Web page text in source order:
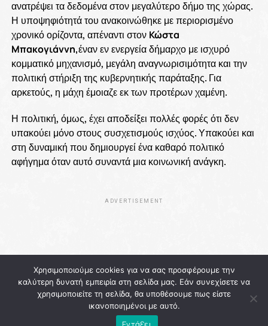
ανατρέψει τα δεδομένα στον μεγαλύτερο δήμο της χώρας.
Η υποψηφιότητά του ανακοινώθηκε με περιορισμένο
χρονικό ορίζοντα, απέναντι στον Κώστα
Μπακογιάννη,έναν εν ενεργεία δήμαρχο με ισχυρό
κομματικό μηχανισμό, μεγάλη αναγνωρισιμότητα και την
πολιτική στήριξη της κυβερνητικής παράταξης. Για
αρκετούς, η μάχη έμοιαζε εκ των προτέρων χαμένη.
Η πολιτική, όμως, έχει αποδείξει πολλές φορές ότι δεν
υπακούει μόνο στους συσχετισμούς ισχύος. Υπακούει και
στη δυναμική που δημιουργεί ένα καθαρό πολιτικό
αφήγημα όταν αυτό συναντά μια κοινωνική ανάγκη.
ADVERTISEMENT
Χρησιμοποιούμε cookies για να σας προσφέρουμε την
καλύτερη δυνατή εμπειρία στη σελίδα μας. Εάν συνεχίσετε να
χρησιμοποιείτε τη σελίδα, θα υποθέσουμε πως είστε
ικανοποιημένοι με αυτό.